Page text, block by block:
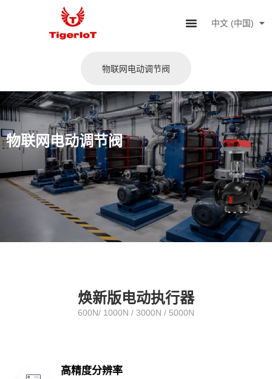
中文 (中国)
English
物联网电动调节阀
物联网电动调节阀
焕新版电动执行器
600N/ 1000N / 3000N / 5000N
高精度分辨率